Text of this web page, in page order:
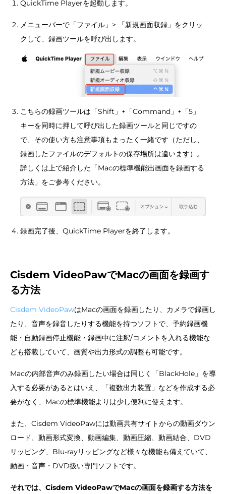
QuickTime Playerを起動します。
メニューバーで「ファイル」> 「新規画面収録」をクリッ
クして、録画ツールを呼び出します。
こちらの録画ツールは「Shift」+「Command」+「5」
キーを同時に押して呼び出した録画ツールと同じですの
で、その使い方も注意事項もまったく一緒です（ただし、
録画したファイルのデフォルトの保存場所は違います）。
詳しくは上で紹介した「Macの標準機能出画面を録画する
方法」をご参考ください。
録画完了後、QuickTime Playerを終了します。
Cisdem VideoPawでMacの画面を録画す
る方法
Cisdem VideoPawはMacの画面を録画したり、カメラで録画し
たり、音声を録音したりする機能を持つソフトで、予約録画機
能・自動録画停止機能・録画中に注釈/コメントを入れる機能な
ども搭載していて、画質や出力形式の調整も可能です。
Macの内部音声のみ録画したい場合は同じく「BlackHole」を導
入する必要があるとはいえ、「複数出力装置」などを作成する必
要がなく、Macの標準機能よりは少し便利に使えます。
また、Cisdem VideoPawには動画共有サイトからの動画ダウン
ロード、動画形式変換、動画編集、動画圧縮、動画結合、DVD
リッピング、Blu-rayリッピングなど様々な機能も備えていて、
動画・音声・DVD扱い専門ソフトです。
それでは、Cisdem VideoPawでMacの画面を録画する方法を